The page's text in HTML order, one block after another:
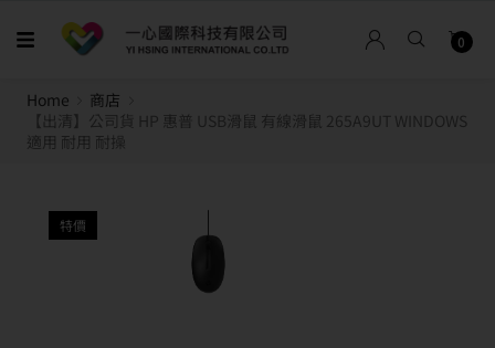
0
Home
商店
【出清】公司貨 HP 惠普 USB滑鼠 有線滑鼠 265A9UT WINDOWS
適用 耐用 耐操
特價